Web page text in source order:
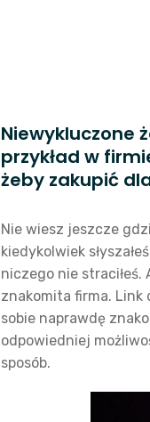
Niewykluczone
przykład w
żeby zakupić
Nie wiesz jeszcze
kiedykolwiek
niczego nie
znakomita firma. Link
sobie naprawdę
odpowiedniej
sposób.